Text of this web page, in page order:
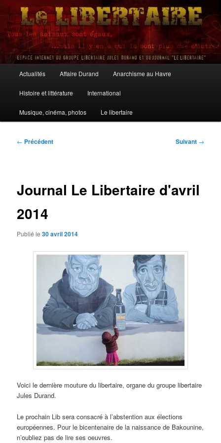
Aller
contenu
principalLe Libertaire
principal
Actualités Affaire Durand Anarchisme au Havre
Histoire et littérature International
Musique, cinéma, photos Le libertaire
Navigation
← Précédent Suivant →
Journal Le Libertaire d'avril
2014
Publié le30 avril 2014
Voici le dernière mouture du libertaire, organe du groupe libertaire
Jules Durand.
Le prochain Lib sera consacré à l’abstention aux élections
européennes. Pour le bicentenaire de la naissance de Bakounine,
n’oubliez pas de lire ses oeuvres.